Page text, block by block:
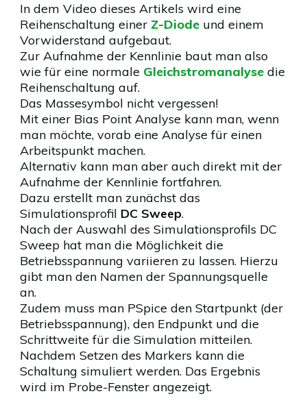
In dem Video dieses Artikels wird eine
Reihenschaltung einer Z-Diode und einem
Vorwiderstand aufgebaut.
Zur Aufnahme der Kennlinie baut man also
wie für eine normale Gleichstromanalyse die
Reihenschaltung auf.
Das Massesymbol nicht vergessen!
Mit einer Bias Point Analyse kann man, wenn
man möchte, vorab eine Analyse für einen
Arbeitspunkt machen.
Alternativ kann man aber auch direkt mit der
Aufnahme der Kennlinie fortfahren.
Dazu erstellt man zunächst das
Simulationsprofil DC Sweep.
Nach der Auswahl des Simulationsprofils DC
Sweep hat man die Möglichkeit die
Betriebsspannung variieren zu lassen. Hierzu
gibt man den Namen der Spannungsquelle
an.
Zudem muss man PSpice den Startpunkt (der
Betriebsspannung), den Endpunkt und die
Schrittweite für die Simulation mitteilen.
Nachdem Setzen des Markers kann die
Schaltung simuliert werden. Das Ergebnis
wird im Probe-Fenster angezeigt.